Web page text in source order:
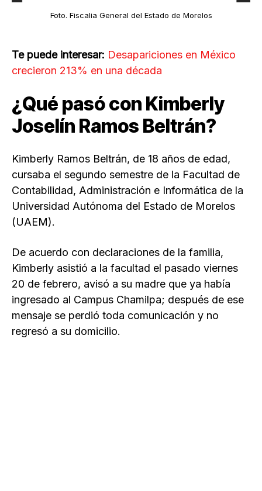
Foto. Fiscalia General del Estado de Morelos
Te puede interesar: Desapariciones en México
crecieron 213% en una década
¿Qué pasó con Kimberly
Joselín Ramos Beltrán?
Kimberly Ramos Beltrán, de 18 años de edad,
cursaba el segundo semestre de la Facultad de
Contabilidad, Administración e Informática de la
Universidad Autónoma del Estado de Morelos
(UAEM).
De acuerdo con declaraciones de la familia,
Kimberly asistió a la facultad el pasado viernes
20 de febrero, avisó a su madre que ya había
ingresado al Campus Chamilpa; después de ese
mensaje se perdió toda comunicación y no
regresó a su domicilio.